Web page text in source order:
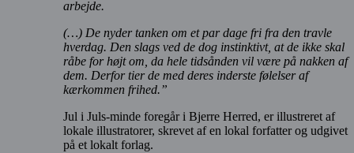
arbejde.
(…) De nyder tanken om et par dage fri fra den travle
hverdag. Den slags ved de dog instinktivt, at de ikke skal
råbe for højt om, da hele tidsånden vil være på nakken af
dem. Derfor tier de med deres inderste følelser af
kærkommen frihed.”
Jul i Juls-minde foregår i Bjerre Herred, er illustreret af
lokale illustratorer, skrevet af en lokal forfatter og udgivet
på et lokalt forlag.